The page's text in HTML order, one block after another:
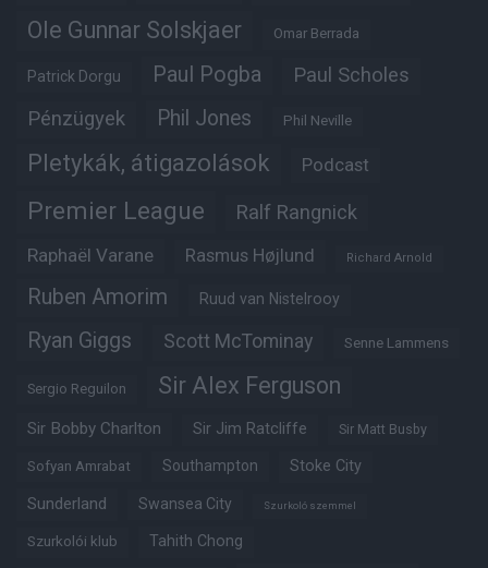
Ole Gunnar Solskjaer Omar Berrada
Patrick Dorgu Paul Pogba Paul Scholes
Pénzügyek Phil Jones Phil Neville
Pletykák, átigazolások Podcast
Premier League Ralf Rangnick
Raphaël Varane Rasmus Højlund Richard Arnold
Ruben Amorim Ruud van Nistelrooy
Ryan Giggs Scott McTominay Senne Lammens
Sergio Reguilon Sir Alex Ferguson
Sir Bobby Charlton Sir Jim Ratcliffe Sir Matt Busby
Sofyan Amrabat Southampton Stoke City
Sunderland Swansea City Szurkoló szemmel
Szurkolói klub Tahith Chong